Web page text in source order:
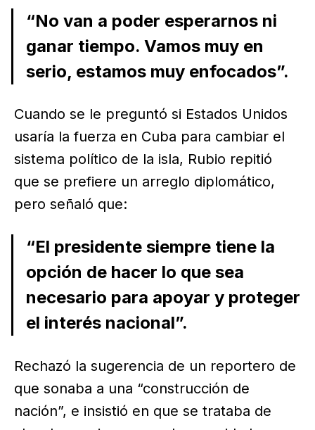
“No van a poder esperarnos ni
ganar tiempo. Vamos muy en
serio, estamos muy enfocados”.
Cuando se le preguntó si Estados Unidos
usaría la fuerza en Cuba para cambiar el
sistema político de la isla, Rubio repitió
que se prefiere un arreglo diplomático,
pero señaló que:
“El presidente siempre tiene la
opción de hacer lo que sea
necesario para apoyar y proteger
el interés nacional”.
Rechazó la sugerencia de un reportero de
que sonaba a una “construcción de
nación”, e insistió en que se trataba de